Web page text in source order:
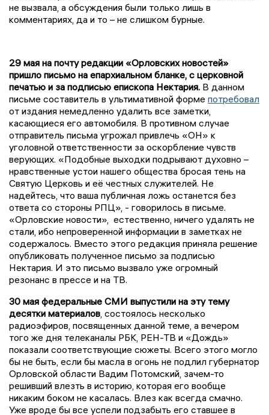
не вызвала, а обсуждения были только лишь в
комментариях, да и то – не слишком бурные.
29 мая на почту редакции «Орловских новостей»
пришло письмо на епархиальном бланке, с церковной
печатью и за подписью епископа Нектария. В данном
письме составитель в ультимативной форме потребовал
от издания немедленно удалить все заметки,
касающиеся его автомобиля. В противном случае
отправитель письма угрожал привлечь «ОН» к
уголовной ответственности за оскорбление чувств
верующих. «Подобные выходки подрывают духовно –
нравственные устои нашего общества бросая тень на
Святую Церковь и её честных служителей. Не
надейтесь, что ваша публичная ложь останется без
ответа со стороны РПЦ», - говорилось в письме.
«Орловские новости», естественно, ничего удалять не
стали, ибо непроверенной информации в заметках не
содержалось. Вместо этого редакция приняла решение
опубликовать полученное письмо за подписью
Нектария. И это письмо вызвало уже огромный
резонанс в прессе и на ТВ.
30 мая федеральные СМИ выпустили на эту тему
десятки материалов , состоялось несколько
радиоэфиров, посвященных данной теме, а вечером
того же дня телеканалы РБК, РЕН-ТВ и «Дождь»
показали соответствующие сюжеты. Всего этого могло
бы не быть, если бы масла в огонь не подлил губернатор
Орловской области Вадим Потомский, зачем-то
решивший влезть в историю, которая его вообще
никаким боком не касалась. Влез как всегда смачно.
Уже вроде бы все успели подзабыть его ставшее в